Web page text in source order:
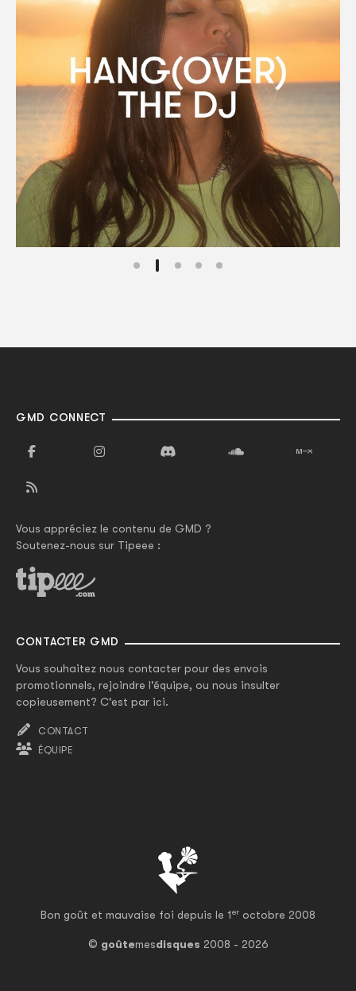
Bon goût et mauvaise foi depuis le 1er octobre 2008
© goûtemesdisques 2008 - 2026
GMD CONNECT
Vous appréciez le contenu de GMD ?
Soutenez-nous sur Tipeee :
CONTACTER GMD
Vous souhaitez nous contacter pour des envois
promotionnels, rejoindre l'équipe, ou nous insulter
copieusement? C'est par ici.
CONTACT
ÉQUIPE